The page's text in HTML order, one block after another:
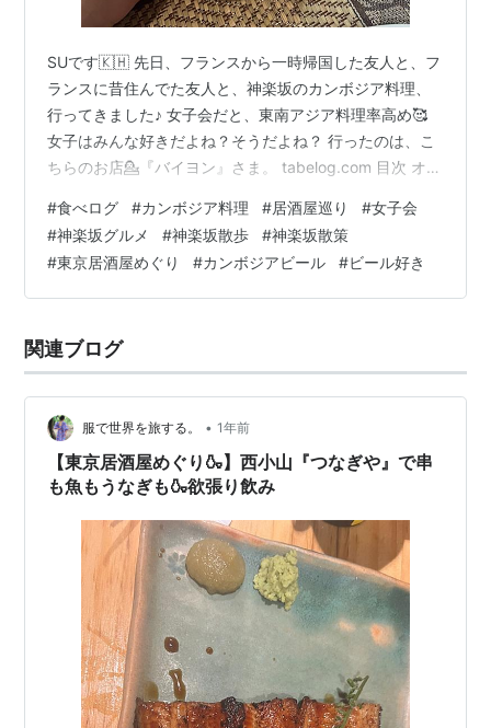
SUです🇰🇭 先日、フランスから一時帰国した友人と、フ
ランスに昔住んでた友人と、神楽坂のカンボジア料理、
行ってきました♪ 女子会だと、東南アジア料理率高め🥰
女子はみんな好きだよね？そうだよね？ 行ったのは、こ
ちらのお店💁『バイヨン』さま。 tabelog.com 目次 オー
したもの お店のおすすめメニューはこちら💁‍♀️ 他にももち
ろんメニューはたくさんありました！ とりあえずビー
ル‥今回は、せっかくのカンボジア料理なのでカンボジア
ビール🍺❣️ アンコールビール ¥800 飲みやすい！ちょっ
#食べログ #カンボジア料理 #居酒屋巡り #女子会
#神楽坂グルメ #神楽坂散歩 #神楽坂散策
#東京居酒屋めぐり #カンボジアビール #ビール好き
関連ブログ
服で世界を旅する。 • 1年前
【東京居酒屋めぐり🍶】西小山『つなぎや』で串
も魚もうなぎも🍶欲張り飲み